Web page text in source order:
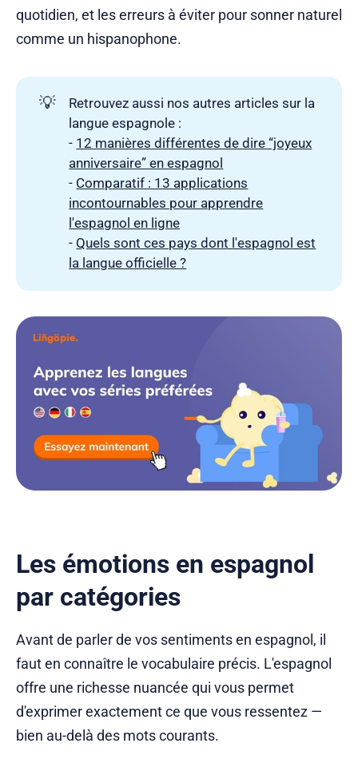
quotidien, et les erreurs à éviter pour sonner naturel
comme un hispanophone.
💡
Retrouvez aussi nos autres articles sur la
langue espagnole :
- 12 manières différentes de dire “joyeux
anniversaire” en espagnol
- Comparatif : 13 applications
incontournables pour apprendre
l'espagnol en ligne
- Quels sont ces pays dont l'espagnol est
la langue officielle ?
Les émotions en espagnol
par catégories
Avant de parler de vos sentiments en espagnol, il
faut en connaître le vocabulaire précis. L'espagnol
offre une richesse nuancée qui vous permet
d'exprimer exactement ce que vous ressentez —
bien au-delà des mots courants.